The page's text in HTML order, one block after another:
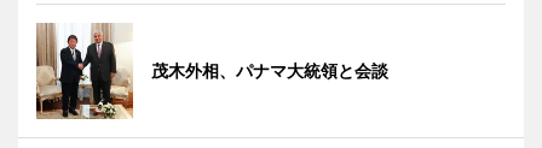
茂木外相、パナマ大統領と会談